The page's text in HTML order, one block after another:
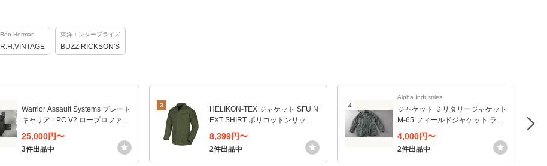
Ron Herman
R.H.VINTAGE
東洋エンタープライズ
BUZZ RICKSON'S
Warrior Assault Systems プレート
キャリア LPC V2 ロープロファイ
ル W-EO-LPC-V2 [Lサイズ/レンジ
ャーグリーン]
25,000円〜
3件出品中
3
HELIKON-TEX ジャケット SFU N
EXT SHIRT ポリコットンリップ
ストップ BL-SFN-PR [オリーブグ
リーン/レギュラー/XSサイズ]
8,399円〜
2件出品中
4
Alpha Industries
ジャケット ミリタリージャケット
M-65 フィールドジャケット ライ
ナー付き
4,000円〜
2件出品中